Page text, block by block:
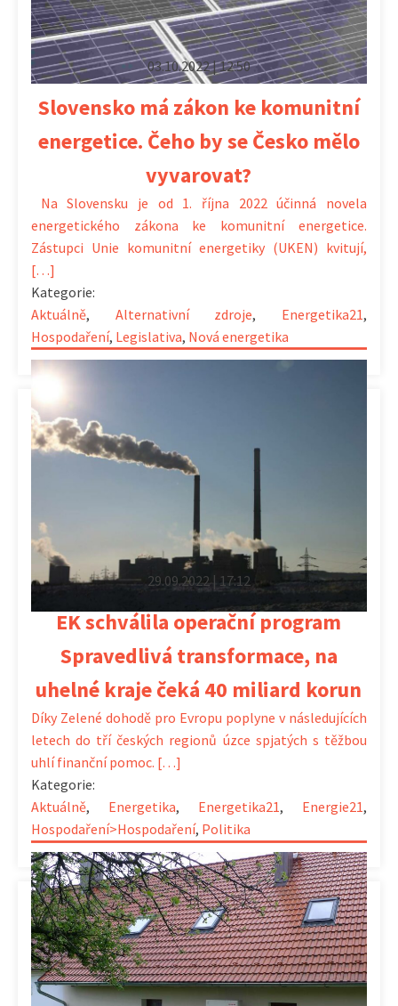
03.10.2022 | 12:50
Slovensko má zákon ke komunitní
energetice. Čeho by se Česko mělo
vyvarovat?
Na Slovensku je od 1. října 2022 účinná novela
energetického zákona ke komunitní energetice.
Zástupci Unie komunitní energetiky (UKEN) kvitují,
[…]
Kategorie:
Aktuálně, Alternativní zdroje, Energetika21,
Hospodaření, Legislativa, Nová energetika
29.09.2022 | 17:12
EK schválila operační program
Spravedlivá transformace, na
uhelné kraje čeká 40 miliard korun
Díky Zelené dohodě pro Evropu poplyne v následujících
letech do tří českých regionů úzce spjatých s těžbou
uhlí finanční pomoc. […]
Kategorie:
Aktuálně, Energetika, Energetika21, Energie21,
Hospodaření>Hospodaření, Politika